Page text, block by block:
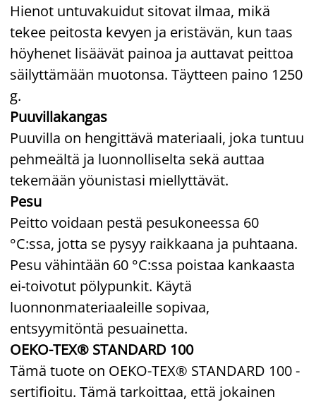
Hienot untuvakuidut sitovat ilmaa, mikä
tekee peitosta kevyen ja eristävän, kun taas
höyhenet lisäävät painoa ja auttavat peittoa
säilyttämään muotonsa. Täytteen paino 1250
g.
Puuvillakangas
Puuvilla on hengittävä materiaali, joka tuntuu
pehmeältä ja luonnolliselta sekä auttaa
tekemään yöunistasi miellyttävät.
Pesu
Peitto voidaan pestä pesukoneessa 60
°C:ssa, jotta se pysyy raikkaana ja puhtaana.
Pesu vähintään 60 °C:ssa poistaa kankaasta
ei-toivotut pölypunkit. Käytä
luonnonmateriaaleille sopivaa,
entsyymitöntä pesuainetta.
OEKO-TEX® STANDARD 100
Tämä tuote on OEKO-TEX® STANDARD 100 -
sertifioitu. Tämä tarkoittaa, että jokainen